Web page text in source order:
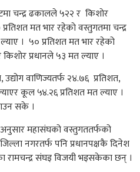
चन्द्र ढकालले ५२२ र किशाेर
मत भार रहेकाे वस्तुगतमा चन्द्र
। ५० प्रतिशत मत भार रहेको
प्रधानले ५३ मत ल्याए ।
वाणिज्यतर्फ २४.७६ प्रतिशत,
कूल ५४.२६ प्रतिशत मत ल्याए ।
सके ।
महासंघको वस्तुगततर्फको
जिल्ला नगरतर्फ पनि प्रधानपक्षकै दिनेश
रामचन्द्र संघइ विजयी भइसकेका छन् ।